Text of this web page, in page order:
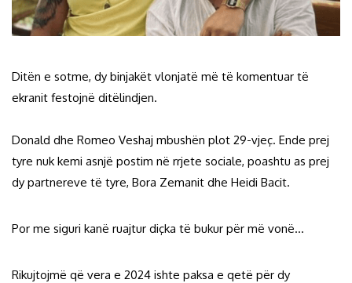
Ditën e sotme, dy binjakët vlonjatë më të komentuar të
ekranit festojnë ditëlindjen.
Donald dhe Romeo Veshaj mbushën plot 29-vjeç. Ende prej
tyre nuk kemi asnjë postim në rrjete sociale, poashtu as prej
dy partnereve të tyre, Bora Zemanit dhe Heidi Bacit.
Por me siguri kanë ruajtur diçka të bukur për më vonë…
Rikujtojmë që vera e 2024 ishte paksa e qetë për dy